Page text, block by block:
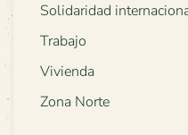
Solidaridad
Trabajo
Vivienda
Zona Norte